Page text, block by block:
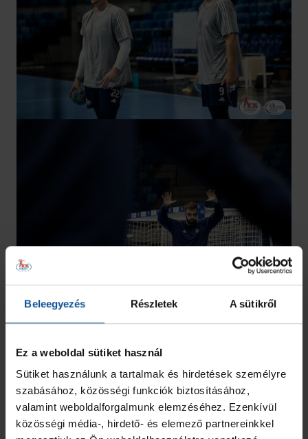
Beleegyezés Részletek A sütikről
Ez a weboldal sütiket használ
Sütiket használunk a tartalmak és hirdetések személyre
szabásához, közösségi funkciók biztosításához,
valamint weboldalforgalmunk elemzéséhez. Ezenkívül
közösségi média-, hirdető- és elemező partnereinkkel